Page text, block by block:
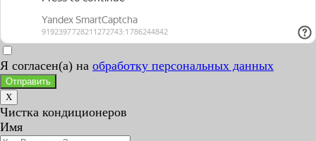
Я согласен(а) на обработку персональных данных
Отправить
X
Чистка кондиционеров
Имя